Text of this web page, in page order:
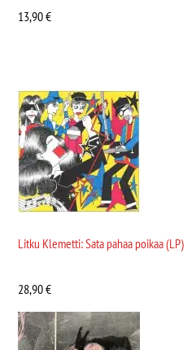
13,90€
Litku Klemetti: Sata pahaa poikaa (LP)
28,90€